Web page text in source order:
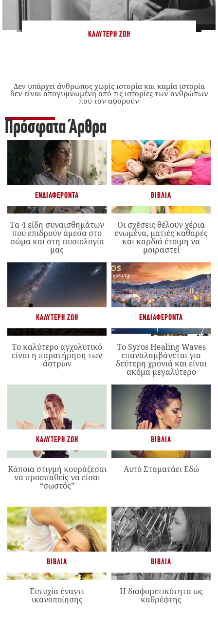
ΚΑΛΎΤΕΡΗ ΖΩΉ
Δεν υπάρχει άνθρωπος χωρίς ιστορία και καμία ιστορία
δεν είναι απογυμνωμένη από τις ιστορίες των ανθρώπων
που τον αφορούν
Πρόσφατα Άρθρα
ΕΝΔΙΑΦΈΡΟΝΤΑ
Τα 4 είδη συναισθημάτων
που επιδρούν άμεσα στο
σώμα και στη φυσιολογία
μας
ΒΙΒΛΊΑ
Οι σχέσεις θέλουν χέρια
ενωμένα, ματιές καθαρές
και καρδιά έτοιμη να
μοιραστεί
ΚΑΛΎΤΕΡΗ ΖΩΉ
Το καλύτερο αγχολυτικό
είναι η παρατήρηση των
άστρων
ΕΝΔΙΑΦΈΡΟΝΤΑ
Το Syros Healing Waves
επαναλαμβάνεται για
δεύτερη χρονιά και είναι
ακόμα μεγαλύτερο
ΚΑΛΎΤΕΡΗ ΖΩΉ
Κάποια στιγμή κουράζεσαι
να προσπαθείς να είσαι
“σωστός”
ΒΙΒΛΊΑ
Αυτό Σταματάει Εδώ
ΒΙΒΛΊΑ
Ευτυχία έναντι
ικανοποίησης
ΒΙΒΛΊΑ
Η διαφορετικότητα ως
καθρέφτης